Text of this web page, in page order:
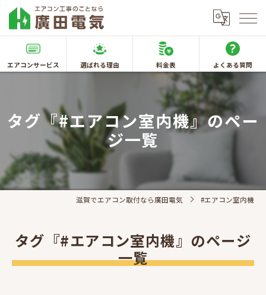
エアコンサービス 選ばれる理由 料金表 よくある質問
タグ『#エアコン室内機』のペー
ジ一覧
滋賀でエアコン取付なら廣田電気 #エアコン室内機
タグ『#エアコン室内機』のページ
一覧